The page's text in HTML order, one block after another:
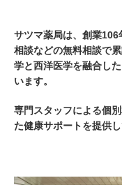
サツマ薬局は、創業106
相談などの無料相談で
学と西洋医学を融合し
います。
専門スタッフによる個
た健康サポートを提供し